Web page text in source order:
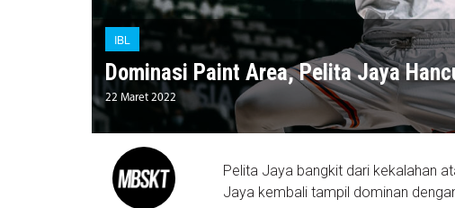
IBL
Dominasi Paint Area, Pelita Jaya
22 Maret 2022
Pelita Jaya bangkit dari kekalahan
Jaya kembali tampil dominan